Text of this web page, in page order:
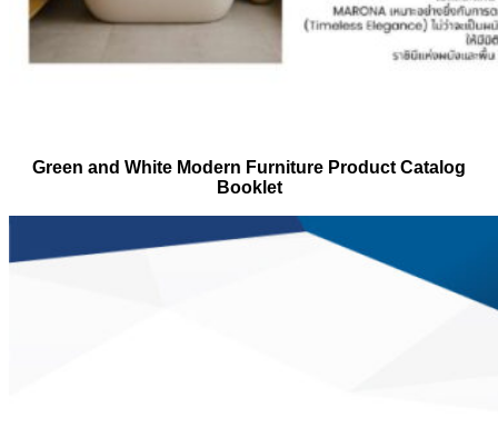
Green and White Modern Furniture Product Catalog
Booklet